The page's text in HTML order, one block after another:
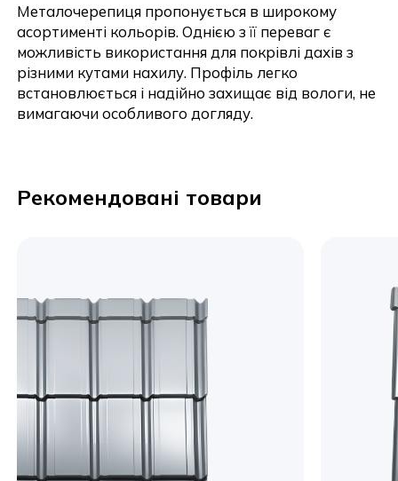
Металочерепиця пропонується в широкому
асортименті кольорів. Однією з її переваг є
можливість використання для покрівлі дахів з
різними кутами нахилу. Профіль легко
встановлюється і надійно захищає від вологи, не
вимагаючи особливого догляду.
Рекомендовані товари